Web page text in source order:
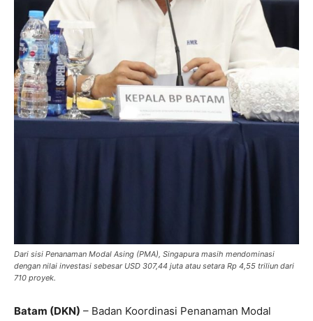
Dari sisi Penanaman Modal Asing (PMA), Singapura masih mendominasi
dengan nilai investasi sebesar USD 307,44 juta atau setara Rp 4,55 triliun dari
710 proyek.
Batam (DKN) – Badan Koordinasi Penanaman Modal